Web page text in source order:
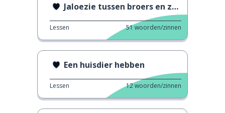
Jaloezie tussen broers en zussen
Lessen 51woorden/zinnen
Een huisdier hebben
Lessen 12woorden/zinnen